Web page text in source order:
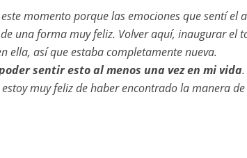
momento porque las emociones que sentí el
una forma muy feliz. Volver aquí, inaugurar el
ella, así que estaba completamente nueva.
sentir esto al menos una vez en mi vida.
muy feliz de haber encontrado la manera